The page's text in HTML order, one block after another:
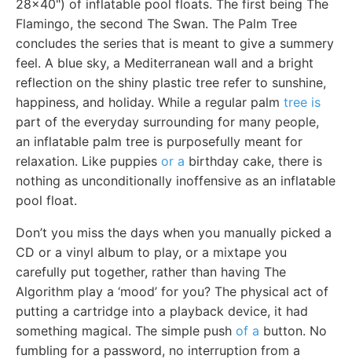
28x40") of inflatable pool floats. The first being The
Flamingo, the second The Swan. The Palm Tree
concludes the series that is meant to give a summery
feel. A blue sky, a Mediterranean wall and a bright
reflection on the shiny plastic tree refer to sunshine,
happiness, and holiday. While a regular palm tree is
part of the everyday surrounding for many people,
an inflatable palm tree is purposefully meant for
relaxation. Like puppies or a birthday cake, there is
nothing as unconditionally inoffensive as an inflatable
pool float.
Don’t you miss the days when you manually picked a
CD or a vinyl album to play, or a mixtape you
carefully put together, rather than having The
Algorithm play a ‘mood’ for you? The physical act of
putting a cartridge into a playback device, it had
something magical. The simple push of a button. No
fumbling for a password, no interruption from a